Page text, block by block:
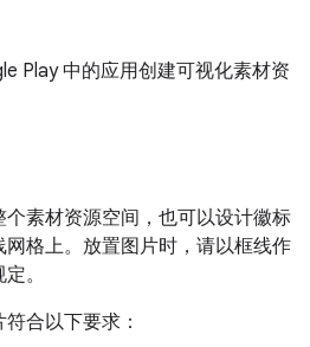
Play 中的应用创建可视化素材资
素材资源空间，也可以设计徽标
格上。放置图片时，请以框线作
。
合以下要求：